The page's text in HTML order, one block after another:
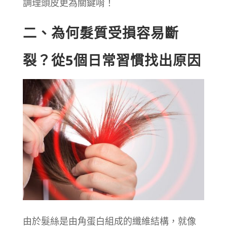
調理頭皮更為關鍵唷！
二、為何髮質受損容易斷
裂？從5個日常習慣找出原因
由於髮絲是由角蛋白組成的纖維結構，就像